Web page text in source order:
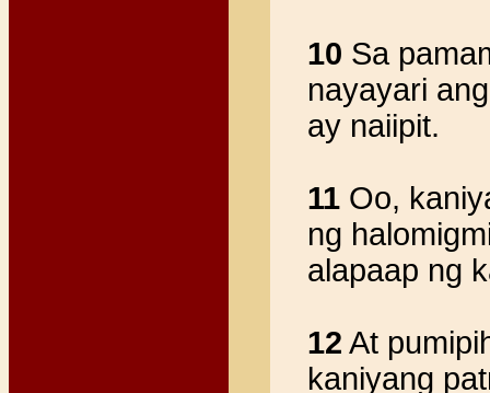
10 Sa
nayayari
ay naiipit.
11 Oo,
ng
alapaap ng
12 At
kaniyang